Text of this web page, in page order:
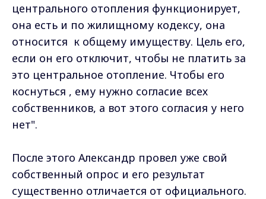
центрального отопления функционирует,
она есть и по жилищному кодексу, она
относится к общему имуществу. Цель его,
если он его отключит, чтобы не платить за
это центральное отопление. Чтобы его
коснуться , ему нужно согласие всех
собственников, а вот этого согласия у него
нет".
После этого Александр провел уже свой
собственный опрос и его результат
существенно отличается от официального.